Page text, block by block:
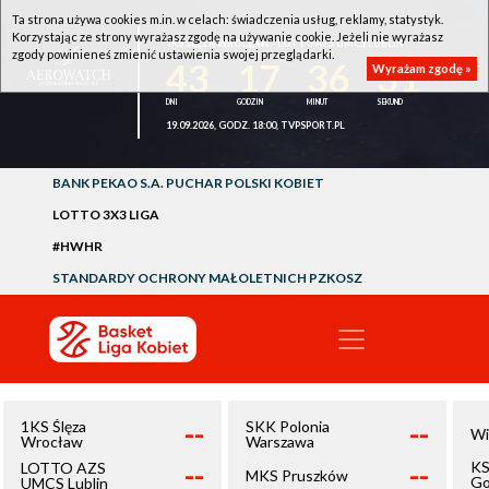
1KS ŚLĘZA WROCŁAW - LOTTO AZS UMCS LUBLIN
31
19.09.2026, GODZ. 18:00, TVPSPORT.PL
BANK PEKAO S.A. PUCHAR POLSKI KOBIET
LOTTO 3X3 LIGA
#HWHR
STANDARDY OCHRONY MAŁOLETNICH PZKOSZ
1KS Ślęza
Wrocław
--
LOTTO AZS
UMCS Lublin
--
SKK Polonia
Warszawa
--
MKS Pruszków --
Ta strona używa cookies m.in. w celach: świadczenia usług, reklamy, statystyk.
Korzystając ze strony wyrażasz zgodę na używanie cookie. Jeżeli nie wyrażasz
zgody powinieneś zmienić ustawienia swojej przeglądarki.
Wyrażam zgodę »